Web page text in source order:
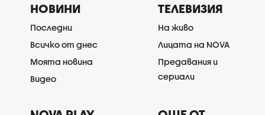
НОВИНИ
Последни
Всичко от днес
Моята новина
Видео
ТЕЛЕВИЗИЯ
На живо
Лицата на NOVA
Предавания и
сериали